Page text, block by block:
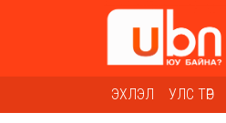
ЭХЛЭЛ УЛС ТӨР